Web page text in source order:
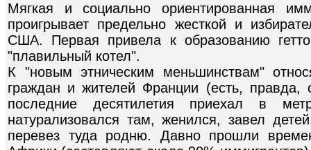
Мягкая и социально ориентированная
проигрывает предельно жесткой и
США. Первая привела к образованию
"плавильный котел".
К "новым этническим меньшинствам"
граждан и жителей Франции (есть,
последние десятилетия приехал в
натурализовался там, женился, завел
перевез туда родню. Давно прошли